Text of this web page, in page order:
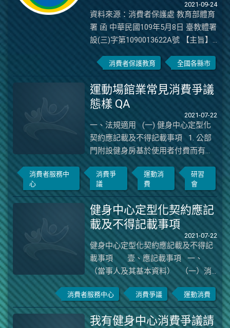
2021-09-24
資料來源：消費者保護處 教育部體育
署 函 中華民國109年5月8日 臺教體署
設(三)字第1090013622A號 【主旨】
50％額度提供運動場館業者履約保證
項，並請轉知轄區各運動場館業者，
俾利遵循辦理，請查照。 【說明】
一、 依據現行健身中心定型化契約應
記載及不得記載事項（下稱本事項）
第15點第2項第1款規定：「業者提供
履約保證應就下列方式擇之一為之，
所為履約保證內容，載於契約正面明
顯處 （一）依信託法規規定交付
○○○銀行（即信託業者）開立信託專
戶管理，業者為委託人，且得自為受
益人，並依實際交付信託額度，按比
例按期（年、季或月）自專戶領取。
業者發生解散、歇業、破產宣告、遭
撤銷設立登記、假扣押或其他原因而
導致無法履行服務契約義務者，視為
業者同意其受益權歸屬消費者或其受
讓人。」。 二、 查「體育場館業發行
商品（服務）禮券定型化契約應記載
及不得記載事項」及「短期補習班補
消費者保護教育 全國各縣市
運動場館業常見消費爭議
態樣 QA
2021-07-22
一、法規適用 (一) 健身中心定型化契約應記載及不得記載事項 1. 公部門附設健身房基於使用者付費而有收取費 用時是否須依「健身中心定型化契約應記載及不 得記載事項」規定就所收取費用辦理履約保？ 「健身中心定型化契約應記載及不得記載事項」 並未排除公部門經營健身房之適用，由公部門經 營健身房時，如有招收會員，預收費用之事實， 仍應依規定辦理履約保證事宜。 公部門自主經營之健身中心或體育場館，以機關 編列預算方式或以代收代付方式作為履約保證 者，相較於民間經營者有較高之保障，惟仍應明 確記載於定型化契約或禮券內容中，以確實保障 消費者權益。 公部門之健身中心或體育場館，如採委外方式經 2 營，其定型化契約之履約保證仍需依照「健身中 心定型化契約應記載及不得記載事項」規定辦理 履約保證，不宜由機關編列預算方式辦理。 公部門附設健身房基於使用者付費原則而有收 取費用，所收取之費用若無預收性質，則無須辦 理履約保證。 2. 公立運動場館如僅係提供不特定民眾或機關團 體借(使)用，尚非招募會員性質，所收費用為門 票及場地借用之設施使用規費，與民間業者基於 營利廣泛招募會員收取會費等營運型態不同，是 否仍應一併適用「健身中心業者招募會員使用定 型化契約」？ 公立運動場館如為推廣縣、市轄內健身休閒運動， 未招募會員，收取門票及場地借用之設施使用規 費，與民間業者基於營利廣泛招募會員收取會費 等營運型態不同，得不適用「健身中心定型化契 約應記載及不得記載事項」。 如採販售票券（日票、月票或年票）供民眾依自 身需求購買入場使用，且年、月票可於期限內不 限本人使用者，仍應依「體育場館業發行商品（服 務）禮券定型化契約應記載及不得記載事項」規 定辦理。 3. 聯誼會場館附設健身房是否適用「健身中心定型 化契約應記載及不得記載事項」？ 聯誼會場館若以所附設之健身房為主體對外招 攬會員，且會員簽約之初是以成為健身房會員為 主，則相關健身設備器材、教練人員及收費退費 標準自有「健身中心定型化契約應記載及不得記 載事項」之適用。 惟教育部體育署非聯誼會、俱樂部等以商務服務、 社交聯誼場所之主管機關，聯誼會、俱樂部以商 務服務、交誼空間、餐廳、泳池、健身房等眾多 服務對外招攬會員，且會員簽約之初並非以成為 健身房會員為其目的，則無「健身中心定型化契 約應記載及不得記載事項」之適用。 4. 公私立健身中心預收教練課程費用是否適用「健 身中心定型化契約應記載及不得記載事項」？ 依據「健身中心定型化契約應記載及不得記載事 項」第 5 點（業者服務提供及其內容說明）規定： 「業者應於營業時間內，提供下列服務內容：（四） 具有合法證照或專業資歷之教練或指導員，及其 提供指導之課程。」可見教練指導課程為健身中 心業務範圍之ㄧ。應記載事項中，針對教練指導 課程訂有規範，如第 6 點（入會後使用設施或個 人教練課程前解除契約）、第 7 點（契約終止及 其效果）、第 11 點（消費者會籍、個人教練課程 轉讓）、第 12 點（營業場所、服務內容之變更）。 具見公私立健身中心如有提供教練課程，自應適 用「健身中心定型化契約應記載及不得記載事項」 之規定，辦理履約保證，以維護消費者權益。 5. 國民運動中心是否適用「健身中心定型化契約應 記載及不得記載事項」，或適用短期補習班規定？ 國民運動中心經營範圍及登記業別既係「競技及 休閒運動場館業(J801030)」，其附設健身房、體 適能教室如未依補習班及進修教育法等相關規 定完成短期補習班立案者，如有招收會員、預收 費用、提供體適能服務者，其退費規定可類推適 用現行「健身中心定型化契約應記載及不得記載 事項」，尚無短期補習班相關法規之適用。 6. 公辦民營運動中心所屬健身房開設之一對一或 一對二健身指導課程，費用按堂數/小時計收，採 預約制，由學員依個人需求與教練協調排課，並 填報名表後收取費用，針對前述課程性質是否屬 「健身中心定型化契約應記載及不得記載事項」 適用？ 公辦民營運動中心所屬健身中心開設之一對一 或一對二健身指導課程，與民間健身中心所開設 之健身指導課程性質相同，自應有「健身中心定 型化契約應記載及不得記載事項」之適用。 7. 國民運動中心依「促進民間參與公共建設法」委 由廠商營運管理並訂有委託經營管理契約，營運 廠商除需依約進行設施設備維護並遵循相關履 約約定（含繳付履約保證金等），所屬健身房販 售之僅限本人使用於當月或當季不限使用次數 的月、季票卡，適用法規究為「體育場館業發行 商品（服務）禮券定型化契約應記載及不得記載 事項」或「健身中心定型化契約應記載及不得記 載事項」？ 依據「體育場館業發行商品（服務）禮券定型化 契約應記載及不得記載事項」規定，尚無僅限「本 人」（特定對象記名)之規定；依「健身中心定型 化契約應記載及不得記載事項」第壹點第一項， 則明定有「(一)消費者：消費者姓名、電話及其 住居所；（二）企業經營者（以下簡稱業者）：業 者名稱、代表人、電話、電子郵件、網址、營業 9 所在地、營業登記證字號；（三）簽約地點。」 等當事人基本資料為應記載事項。 該月、季票卡既屬限本人使用，則與「健身中心 定型化契約應記載及不得記載事項」招收會員於 一定期限內不限次數使用之性質相合，仍應於雙 方委託經營管理契約範圍內，輔導轄下國民運動 中心之運動場館業者依「健身中心定型化契約應 記載及不得記載事項」辦理，或輔導其取消該票 卡相關記名規定，以符合「體育場館業發行商品 （服務）禮券定型化契約應記載及不得記載事項」。 8. 體育（運動）場館業者發行會員證或票卡適用法 規究為「體育場館業發行商品（服務）禮券定型 化契約應記載及不得記載事項」或「健身中心定 型化契約應記載及不得記載事項」？如有開辦教 練課程預收款項其所應適用之法規？ 依據「體育場館業發行商品（服務）禮券定型化 契約應記載及不得記載事項」規定，「本契約所 稱體育場館業商品（服務）禮券（以下簡稱禮券）， 指由發行人以記載或圈存一定金額、項目或次數 之憑證、晶片卡或其他類似性質之證券，而由持 有人以提示、交付或其他方法，向發行人或其指 定之人請求交付或提供等同於上開證券所載金 額之商品或服務。」 依禮券之定義，指預先繳款，但未即時請求商品 或服務，故以發行憑證、晶片卡或其他類似性質 之證券，得於事後向發行人或其指定之人請求交 11 付或提供等同於上開證券所載金額之商品或服 務，且尚無請求交付服務者需為特定對象(記名) 之規定。 體育（運動）場館業者所發行之會員證或票卡如 限本人（會員）使用時，對於會員權益之保障， 應適用「健身中心定型化契約應記載及不得記載 事項」，各類體育場館業（健身房除外）如有開 辦教練課程預收款項，其經營範圍及登記業別屬 「競技及休閒運動場館業(J801030)」者，教練課 程之履約保證事宜，可類推適用現行「健身中心 定型化契約應記載及不得記載事項」之規定。 9. 體育（運動）場館業者開設如拳擊有氧、瑜珈課 程等短期運動課程時，是否有「健身中心定型化 契約應記載及不得記載事項」之適用？ 運動課程應具有合法證照或專業資歷之教練提 供所指導之課程，消費者於簽訂契約後如有辦理 解約、轉讓、退費等消費爭議，仍有「健身中心 定型化契約應記載及不得記載事項」之適用，惟 為應時代所需，教育部體育署已研擬「健身教練 服務定型化契約範本暨應記載及不得記載事項」 (草案)，俟行政院完成審議程序後即可據以發布 實施。 10. 私人健身房是否屬都市計畫法臺灣省施行細則 第 18 條所規定之運動設施？ 依運動產業發展條例第 4 條第 2 項授權訂定「運 動產業內容及範圍」，其中運動場館業係指：「從 事室內（外）運動場館經營管理行業，如球類運 動場館、室內（外）游泳池、拳擊館、田徑場、 健身中心及賽車場等經營管理。以自有運動場所 從事籌辦職業或業餘運動競賽組織，亦歸入本 類。」，上述運動場館業所列場館皆屬運動設施， 且不分是否為公有(營)或私人經營均屬之。 私人健身房是否屬都市計畫法臺灣省施行細則 第 18 條所定「公共服務設施及公用事業設施」 之「運動設施」，事涉都市計畫業務，應由都市 計畫權責機關認定。 11. ΟΟ 飯店以附設之「ΟΟSPA」對外招收會員，收費方式採會員制，分單次儲值新臺幣（下同）2 萬元至 10 萬元不等費用，本人單次使用 SPA （含健身房使用）收取 500 元，並由儲值款中扣 除。預收費用之部分是否應辦理履約保證，是否 為「健身中心定型化契約應記載及不得記載事項」 之適用？ 詢 ΟΟ 飯店「ΟΟSPA」若以所附設之健身房為 主體對外招徠會員，則相關健身設備器材、教練 人員及收費退費標準自有健身中心定型化契約 應記載及不得記載事項（下稱本規範）之適用； 惟如「ΟΟSPA」係以 SPA 療程為主對外招徠會 員，會員簽約之初並非以成為健身房會員為其目 的，尚無本規範之適用。 教育部體育署並非飯店及旅館事業主管機關，尚 無「健身中心定型化契約應記載及不得記載事項」 15 之適用。 (二) 運動訓練班 1. 何謂運動訓練班「檢附建築師或結構技師簽署所 有器材設備對建築結構載重安全性證明」之認定？ 運動訓練班設置簡易、輕量及可輕易移動器材之 位置係於建築物底層，倘該建築物底層下方無地 下室，因前開器材設備非置放於該層建物上方之 樓板，無器材設備之活載重影響建築物結構安全 之疑慮，故無須檢附上開安全性之證明文件。 訓練器材如 TRX 懸吊式訓練帶、拳擊沙袋等器 材若直接鎖定於梁上時，仍須檢附對建築物結構 載重安全性之證明文件。 2. 運動訓練班、桌球館「使用之訓練器材為簡易、 輕量及可輕易移動之設備」如何認定?如經土木 技師簽署之安全性證明』是否為經業者提供相關 建築師或結構技師簽署結構載重安全性證明文 件？ 依據行政院公共工程委員會 107 年 6 月 29 日修 正發布之各科技師執業範圍規定，土木工程科： 「從事混凝土、鋼架、隧道、橋梁、道路、鐵路、 碼頭、堤岸、港灣、機場、土石方、土壤、岩石、 基礎、建築物結構、土地開發、防洪、灌溉等工 程以及其他有關土木工程之調查、規劃、設計、 研究、分析、試驗、評價、鑑定、施工、監造、 養護、計畫及營建管理業務。但建築物結構之規 劃、設計、研究、分析業務限於高度 36 公尺以 下。」 另「於民國 67 年 9 月 18 日以前取得土木技師 資格並於 76 年 10 月 2 日以前具有 36 公尺以上 18 高度建築物結構設計經驗者不受建築物結構高 度 36 公尺之限制。」故運動訓練班、桌球館所 在建築物如符合上述條件，則土木技師所簽署器 材設備對建築物結構載重安全性之證明符合前 開條件。 (三) 體育場館業發行商品（服務）禮券定型化契約 應記載及不得記載事項 1. 游泳池場館招收會員，販售票券之預收款項於金 融機構以定期性存單及定期存款單辦理質權設 定，是否符合「體育場館業發行商品（服務）禮 券定型化契約應記載及不得記載事項」履約保證？ 教育部體育署 107 年 5 月 15 日公告「體育場館 業發行商品（服務）禮券定型化契約應記載及不 得記載事項」之其他履約保證方式，包含兼營信 用卡或金融卡收單業務之銀行辦理代理收付實 質交易款項業務，並提供價金保管服務者，屬前 揭事項第 2 點第 5 款規定所稱經教育部體育署 許可之履約方式。前述所稱價金保管服務，指兼 營信用卡或金融卡收單業務之銀行開立價金保 管專戶，並於消費者（持卡人）以信用卡或金融 卡購買禮券時，先將消費者所支付購買禮券之款 項存入前開帳戶，俟消費者使用禮券之一定條件 20 成就後，再將購買禮券之款項撥付予發行人（特 約商店）之服務。 所詢販售票券之預收款項於金融機構以定期性 存單及定期存款單辦理之質權設定，是否即為 「價金保管服務」及依消費使用條件成就始予撥 付之情形，請地方體育機關（單位）依前述規定 本於權責審酌辦理。 2. 游泳池業者有販售票券預收款項之情事，經業者 出示由某銀行簽立之存款餘額證明書載明存款 帳戶至 108 年 3 月 4 日為止存款餘額為新臺幣 500 萬元，並載明申請用途為「體育館票券及會 員履約保證款，專款專用」，是否符合「體育場 館業發行商品（服務）禮券定型化契約應記載及 不得記載事項」？ 所詢販售票券之預收款項由業者出示銀行簽立 之存款餘額證明書，載明存款帳戶至○年○月○ 日為止存款餘額為新臺幣 500 萬元，並載明申請 用途為「體育館票券及會員履約保證款，專款專 用」，於業者無法履行契約時消費者所受損害或 應給付之費用，可由該履約保證金中逕行核撥， 尚符合保障消費者權益之立法目的。惟所出示之 票券等相關資料，無法確認是否為足額履約保證， 且無顯示履約保證期限，仍請各地方縣市政府輔 22 導提供前揭履約保證機制時，應揭示履約保證期 間，以善盡消費者保護責任及健全運動消費環境。 3. 游泳池查有販售泳健月票，10 張共計新臺幣 800 元，惟採無實體票券，以消費者悠遊卡序號作為 登記資料及識別身分所用，所預收款項亦非經悠 遊卡扣款，是否符合「體育場館業發行商品（服 務）禮券定型化契約應記載及不得記載事項」？ 依經濟部 97 年 7 月 11 日經商字第 09700090750 號函釋略謂：「禮券固以紙張形式，直接表彰其 價值為常態。惟尚存在有以磁卡或晶片卡方式儲 存價值之電子禮券，以及盛行於電子商務，無實 體存在，以商家所設之儲存空間，存放儲值資料， 消費者於使用禮券購物時，登入戶名及認證密碼 組合，選擇以扣款方式結帳，亦屬電子禮券。」 是以，ΟΟ游泳池販售泳健月票如採無實體票券， 符合上述要件者，即應屬禮券範疇。 然依據「體育場館業發行商品（服務）禮券定型 化契約應記載及不得記載事項」規定，本契約所 24 稱體育場館業商品（服務）禮券（下稱禮券）， 指由發行人以記載或圈存一定金額、項目或次數 之憑證、晶片卡或其他類似性質之證券，而由持 有人以提示、交付或其他方法，向發行人或其他 指定之人請求交付或提供等同於上開證券所載 金額之商品或服務。但不包括發行人無償發行之 抵用券、折扣（價）券。」尚無請求交付服務者 需為特定對象（記名）之規定。 故該月票以消費者悠遊卡序號作為登記資料及 識別身分，又未以悠遊卡作為支付及履約保證方 式，應輔導業者就所預收費用辦理履約保證。 (四) 其他 1. 瑜珈會館是否適用「補習及進修教育法」？ 倘該會館如有從事對外招生、收費及授課，或對 外販售物品並附含各類教學課程，且其各課程合 計修業期程達 30 日以上，即已屬短期補習班， 為維持學習者權益及達一定教育品質，自應依 「補習及進修教育法」規定立案，受該法規範。 該會館如已屬短期補習班並申請立案，則不屬 「健身中心定型化契約應記載及不得記載事項」 規範範疇。 2. 跆拳道是否適用「補習及進修教育法」？ 依經濟部「公司行號營業項目代碼表」，跆拳道 館屬於「競技及休閒運動場館業」（J801030）， 非屬「休閒活動場館業」，且非補習及進修教育 法所規範之短期補習班，不適用補習班立案登記 之相關規定。 3. 桌球館是否須以短期技藝補習班名義申請設立？ 查桌球館屬競技及休閒運動場館業（J801030）， 且非補習及進修教育法所規範之短期補習班，不 適用補習班立案登記之相關規定。 二、履約保證 1. 健身中心履約保證方式除了開立信託專戶管理 外，還有哪些方式？ 體育署於 109 年 5 月 8 日以臺教體署設（三）字 第 1090013622A 號函釋各地方政府轉知轄內運 動場館業者，於「健身中心定型化契約應記載及 不得記載事項」未完成修正公告施行前，依上開 規定，新增經金融機構就收取費用總金額 50%額 度提供履約保證之方式，列為經教育部體育署許 可之履約保證事項。 目前教育部體育署亦刻正將「專營電子支付機 構」、「信用卡或金融卡收單業務的銀行」及「兼 營電子支付機構」納入「健身中心定型化契約應 記載及不得記載事項」修法（草案）中。 2. 國民運動中心如採公辦民營方式，依法委託民間 機構辦理運動中心營運管理，並簽定委託營運管 理契約。民間機構並應提供一定數額之履約保證 予縣市政府體育單位，作為其違反契約約定，或 因可歸責於民間機構事由時之擔保，則該履約保 證之擔保，得否作為「健身中心定型化契約應記 載及不得記載事項」第 15 點規定之其他履約保證方式？ 是項「履約保證」之擔保，其目的在於民間機構 日後如有違反運動中心委託營運管理契約，造成 體育單位所受損害而提供之擔保，是項擔保與定 型化契約事項第 15 點（業者履約保證）係保障 消費者權益之立法目的並不相合，且上開「無法 履行契約所生相關損害賠償或給付其他費用等 情形」是否涵括業者無法履行契約時，消費者所 受損害或應給付消費者之費用，可由體育單位自 30 該履約保證金中逕行核撥予消費者，仍應釐明。 3. 國民運動中心健身房如有招收會員（分月及季會 員 2 種）及教練課程，有預收款項之情形，倘該 中心由銀行開立新臺幣 3 百萬元足額履約保證 之授信承作條件通知書，作為該健身月季卡及預 收體適能教練課程款項之履約保證，有關前揭足 額履約保證，是否符合「健身中心定型化契約應 記載及不得記載事項」？ 「授信」為金融機構對於企業客戶所申請之融資 需求，經金融機構完成相關審核後，放款予企業 客戶。所提授信擔保，如非就所收取之費用提撥 百分之五十作為給消費者之履約保證，亦非價金 保管專戶專款專用，與「健身中心定型化契約應 記載及不得記載事項」第 15 點規定以保障消費 者權益之立法目的不符。 4. 民營健身業者以第三方支付由 OOO 線上金流 股份有限公司作為履約保證是否符合履約保證 規範？ 為因應金融支付的多元發展趨勢，教育部體育署 於 107 年 5 月 15 日以臺教體署設(三)字第 1070016681C 號公告許可新增「信用卡或金融卡 收單業務的銀行」為「體育場館業發行商品(禮 券)定型化契約應記載及不得記載事項」履約保 證方式。 查「信用卡或金融卡收單業務的銀行」辦理之履 約保證方式，係指消費者刷卡消費時，銀行會等 消費者兌換相關商品後，再將款項撥付給業者。 在此情形下，業者就不必再另行辦理履約保證或 信託，其中所稱銀行，係為經金融監督管理委員 會（下稱金管會）許可之機構，然查金管會銀行 局（https://www.banking.gov.tw/ch/index.jsp）網站 33 內之金融機構基本資料中，OOO 線上金流股份 有限公司、Payxxx 非屬金管會銀行局公告之信 用卡或金融卡收單業務銀行，故非屬教育部體育 署認可之履約保證方式。 三、定型化契約解釋 1. 國民運動中心可否禁止私人教學？ 查國內國民運動中心或公有運動中心係為各縣 市政府所屬，並多以委外方式經營。縣市政府及 委外營運廠商基於場館安全維護、落實保障消費 者權益，訂定各項規定及管理方式，使用者應遵 循其相關規定。 場地經營者如訂有禁止私人教學之規定，尚非法 規所不許。 2. 健身中心之業務或教練使用英文名簽訂契約，其契約效力？ 依據「民法」第 3 條:「依法律之規定，有使用文 字之必要者，得不由本人自寫，但必須親自簽名。 如有用印章代簽名者，其蓋章與簽名生同等之效 力。如以指印、十字或其他符號代簽名者，在文 件上，經二人簽名證明，亦與簽名生同等之效 力。」，合先敘明。 健身中心業務或教練使用英文名簽訂契約乙節， 尚無契約無效之虞，仍建請健身中心應使用中文 簽名，以避免衍生消費爭議。 3. 健身中心業者於定型化契約約定遷離原住所、移 民、重病等不可抗力之因素，始得將會籍轉讓予 第三人，是否合法令規定？ 有關健身中心業者於定型化契約約定消費者於 遷離原住所、移民、重病等不可抗力之因素，始 得將會籍轉讓予第三人，且該第三人須限未曾參 觀過該健身中心等條件，已增加消費者轉讓會藉 之限制，與「健身中心定型化契約應記載及不得 記載事項」應記載事項第 11 點規定不符。 4. 消費者與健身中心簽訂個人教練課程之契約時， 該教練是否即為健身中心所指定的特定教練？ 依「健身中心定型化契約應記載及不得記載事項」 第七條之個人教練課程，係指個別會員參加由專 業個人教練負責授課之健身課程，或由專業個人 教練依據消費者需求設計個人化運動課程。有關 消費者之個人教練課程，是否為指定教練或不指 定教練，宜先探究消費者與業者簽訂契約之內容， 如有明確記載個人教練之名稱，則屬指定教練課 程；如契約內容無明確記載個人教練之名稱，應 解釋為不指定教練之一對一個人教練課程。 5. 在購物商場內設置室內玩冰場（內有小坡道供消 費者坐在滑盤上滑下），則室內滑冰場是否為運 動場館業，為體育主管機關轄管？ 業者於室內提供之服務為類似溜滑梯之休閒玩 樂功能而不具備運動競技或體能訓練等性質，則 營業項目無須登記為競技及運動休閒運場館業， 發行之禮券自不適用「體育場館業發行商品(服 務)禮券定型化契約應記載及不得記載事項」之 規定。反之，則應依規定辦理行業登記與遵循其 相關規範，並應依安全、衛生及消防等相關規定 設置符合標準之運動場館。 6. 有舞蹈練習場地（舞池）約 60 坪，基本收費每 人 100 元或購買運動卡（每張可使用 10 至 12 次）優惠使用，且現場張貼教練介紹及告示舞蹈 協會或社區舞蹈班特約練習場」是否需登記為 「競技及休閒運動場館業」營業項目？ 如業者係以運動健身為目的，具備運動競技或體 能訓練等性質，營業項目登記為競技及休閒運動 場館業，現場具有合法證照或專業資歷之教練及 其提供指導之課程者，自應符合前述相關規範； 反之，業者若以視聽娛樂性質為主之舞場業（有 陪侍），因不具備運動健身、運動競技或體能訓 練等性質，則營業項目自無須登記為競技及休閒 運動場館業。 7. 健檢報告及診斷證明，是否符合「健身中心定型 化契約應記載及不得記載事項」第 7 點第 3 項， 所列為不可回復之健康問題的佐證文件？ 據衛生福利部於 107 年 11 月 6 日衛部醫字第 1071667072 號函復有關「健檢報告及診斷證明 之佐證效力」疑義，說明略以：「二、按『醫療 法』第 76 條第 1 項規定：『醫院、診所如無法令 規定之理由，對其診治之病人，不得拒絕開給… 診斷書。開給各項診斷書時，應力求慎重』，復 按『醫師法』第 11 條前段規定：『醫師非親自診 察，不得…交付診斷書。』。三、診斷書係醫師 本於其專業知能，就病人應診當時之病況、處置、 診斷及醫囑等事實或判斷，出具有關醫療事項之 書面證明，健康檢查報告則就表列健康檢查項目 結果呈現之書面證明。爰此，醫院醫師經由診察 病人所開立之診斷證明書或健康檢查報告皆為 41 上開規定之證明文件。」。俱見「健檢報告」與 「診斷證明書」屬同等效力，業者不得以健檢報 告之效力不及診斷證明為由，拒絕消費者依「健 身中心定型化契約應記載及不得記載事項」第 7 點第 3 項規定終止契約。 8. 依「健身中心定型化契約應記載及不得記載事項」 第 10 點第 1 項，消費者倘因出國、傷害疾病、 懷孕、兵役、職務異動或其他不可歸責於消費者 事由，致無法使用健身設備者等情形之一者，得 事先以書面向業者辦理暫停會員權行使，停權期 間免繳月費，會員權有效期間順延。惟有業者主 張該條款未明訂不得另外收取費用，爰於契約內 訂定雖因前揭不可歸責消費者事由請假，仍另須 收取一定金額之手續費之相關規定。針對上述業 者主張，是否有損消費者權益？ 按消費者保護法第 11 條規定：「企業經營者在定 型化契約中所用之條款，應本平等互惠之原則。 定型化契約條款如有疑義時，應為
消費者服務中
心
消費爭
議
運動消
費
研習
會
健身中心定型化契約應記
載及不得記載事項
2021-07-22
健身中心定型化契約應記載及不得記
載事項 壹、應記載事項 一、
（當事人及其基本資料） （一）消
費者：消費者姓名、電話及其住居
所。 （二）企業經營者（以下簡稱
業者）：業者名稱、代表人、電話、
電子郵件、網址、營業所在地、營業
消費者服務中心 消費爭議 運動消費
我有健身中心消費爭議請